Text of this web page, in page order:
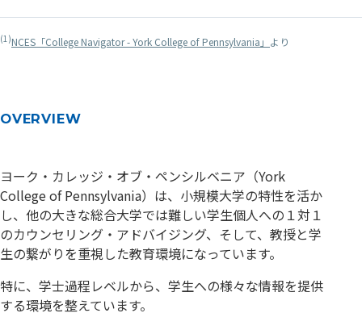
(1)NCES「College Navigator - York College of Pennsylvania」 より
OVERVIEW
ヨーク・カレッジ・オブ・ペンシルベニア（York
College of Pennsylvania）は、小規模大学の特性を活か
し、他の大きな総合大学では難しい学生個人への１対１
のカウンセリング・アドバイジング、そして、教授と学
生の繋がりを重視した教育環境になっています。
特に、学士過程レベルから、学生への様々な情報を提供
する環境を整えています。